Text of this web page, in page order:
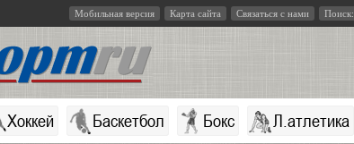
Мобильная версия Карта сайта Связаться с нами Поиск:
Хоккей Баскетбол Бокс Л.атлетика